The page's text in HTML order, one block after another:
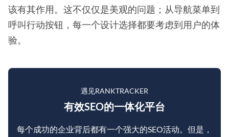
该有其作用。这不仅仅是美观的问题；从导航菜单到
呼叫行动按钮，每一个设计选择都要考虑到用户的体
验。
遇见RANKTRACKER
有效SEO的一体化平台
每个成功的企业背后都有一个强大的SEO活动。但是，